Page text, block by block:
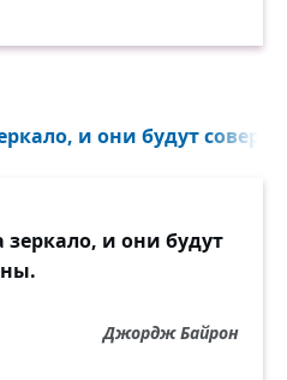
и они будут
и они будут
Джордж Байрон